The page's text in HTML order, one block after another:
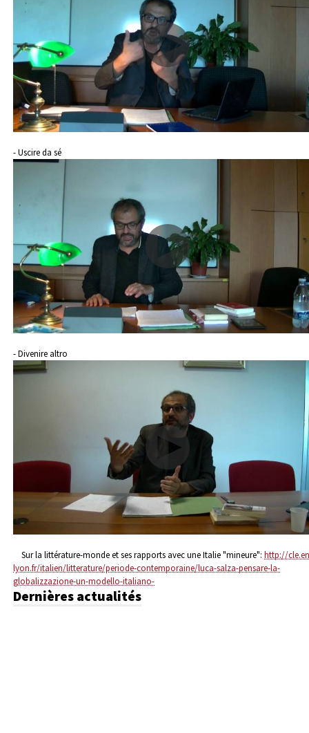
- Uscire da sé
- Divenire altro
Sur la littérature-monde et ses rapports avec une Italie "mineure": http://
lyon.fr/italien/litterature/periode-contemporaine/luca-salza-pensare-la-
globalizzazione-un-modello-italiano-
Dernières actualités